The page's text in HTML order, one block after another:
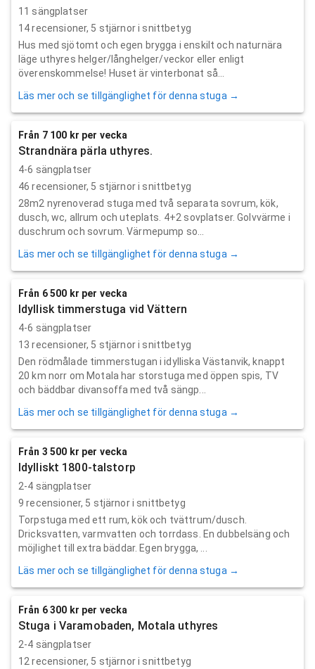
11 sängplatser
14recensioner, 5 stjärnor i snittbetyg
Hus med sjötomt och egen brygga i enskilt och naturnära
läge uthyres helger/långhelger/veckor eller enligt
överenskommelse! Huset är vinterbonat så...
Läs mer och se tillgänglighet för denna stuga →
Från 7 100 kr per vecka
Strandnära pärla uthyres.
4-6 sängplatser
46 recensioner, 5 stjärnor i snittbetyg
28m2 nyrenoverad stuga med två separata sovrum, kök,
dusch, wc, allrum och uteplats. 4+2 sovplatser. Golvvärme i
duschrum och sovrum. Värmepump so...
Läs mer och se tillgänglighet för denna stuga →
Från 6 500 kr per vecka
Idyllisk timmerstuga vid Vättern
4-6 sängplatser
13 recensioner, 5 stjärnor i snittbetyg
Den rödmålade timmerstugan i idylliska Västanvik, knappt
20 km norr om Motala har storstuga med öppen spis, TV
och bäddbar divansoffa med två sängp...
Läs mer och se tillgänglighet för denna stuga →
Från 3 500 kr per vecka
Idylliskt 1800-talstorp
2-4 sängplatser
9 recensioner, 5 stjärnor i snittbetyg
Torpstuga med ett rum, kök och tvättrum/dusch.
Dricksvatten, varmvatten och torrdass. En dubbelsäng och
möjlighet till extra bäddar. Egen brygga, ...
Läs mer och se tillgänglighet för denna stuga →
Från 6 300 kr per vecka
Stuga i Varamobaden, Motala uthyres
2-4 sängplatser
12 recensioner, 5 stjärnor i snittbetyg